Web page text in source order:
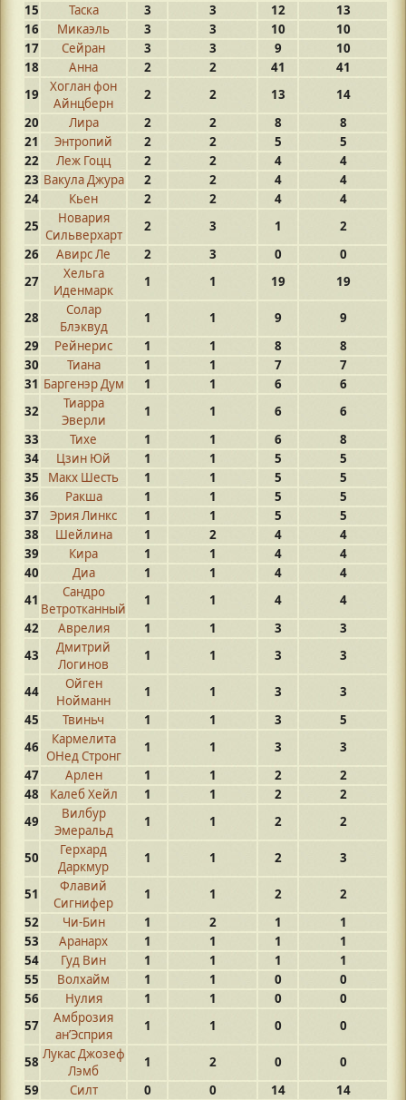
15
Таска 3 3 12
13
16
Микаэль 3 3 10
10
17
Сейран 3 3 9
10
18
Анна 2 2 41
41
19
Хоглан фон
Айнцберн
2 2 13
14
20
Лира 2 2 8
8
21
Энтропий 2 2 5
5
22
Леж Гоцц 2 2 4
4
23 Вакула Джура 2 2 4
4
24
Кьен 2 2 4
4
25
Новария
Сильверхарт
2 3 1
2
26
Авирс Ле 2 3 0
0
27
Хельга
Иденмарк
1 1 19 19
28
Солар
Блэквуд
1 1 9
9
29
Рейнерис 1 1 8
8
30
Тиана 1 1 7
7
31 Баргенэр Дум 1 1 6
6
32
Тиарра
Эверли
1 1 6
6
33
Тихе 1 1 6
8
34
Цзин Юй 1 1 5
5
35
Макх Шесть 1 1 5
5
36
Ракша 1 1 5
5
37
Эрия Линкс 1 1 5
5
38
Шейлина 1 2 4
4
39
Кира 1 1 4
4
40
Диа 1 1 4
4
41
Сандро
Ветротканный
1 1 4
4
42
Аврелия 1 1 3
3
43
Дмитрий
Логинов
1 1 3 3
44
Ойген
Нойманн
1 1 3
3
45
Твиньч 1 1 3
5
46
Кармелита
ОНед Стронг
1 1 3
3
47
Арлен 1 1 2
2
48
Калеб Хейл 1 1 2
2
49
Вилбур
Эмеральд
1 1 2 2
50
Герхард
Даркмур
1 1 2 3
51
Флавий
Сигнифер
1 1 2
2
52
Чи-Бин 1 2 1
1
53
Аранарх 1 1 1
1
54
Гуд Вин 1 1 1
1
55
Волхайм 1 1 0
0
56
Нулия 1 1 0
0
57
Амброзия
ан’Эсприя
1 1 0 0
58 Лукас Джозеф
Лэмб
1 2 0
0
59
Силт 0 0 14
14